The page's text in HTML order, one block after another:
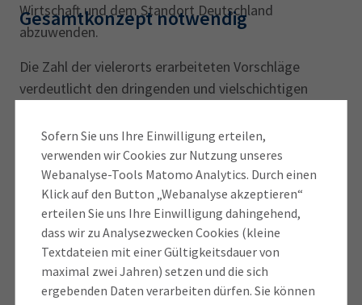
Sofern Sie uns Ihre Einwilligung erteilen,
verwenden wir Cookies zur Nutzung unseres
Webanalyse-Tools Matomo Analytics. Durch einen
Klick auf den Button „Webanalyse akzeptieren“
erteilen Sie uns Ihre Einwilligung dahingehend,
dass wir zu Analysezwecken Cookies (kleine
Textdateien mit einer Gültigkeitsdauer von
maximal zwei Jahren) setzen und die sich
ergebenden Daten verarbeiten dürfen. Sie können
Wirtschaft und dem Standort Deutschland
abzuwenden.
Gesamtkonzept notwendig
Die Zahl der vielerorts erarbeiteten Vorschläge
verdeutlicht den dringenden und vielschichtigen
klar, dass es nicht ausreicht, einzelne Maßnahmen
isoliert umzusetzen und dabei signifikante
Verbesserungen für die Wirtschaft zu erwarten. Es ist
nachvollziehbar, dass die Politik schnell realisierbare
Vorschläge als sog. „Quick Wins“ in den Fokus
nimmt. Das allein genügt nicht.
Vielmehr müssen alle als sinnvoll erachteten